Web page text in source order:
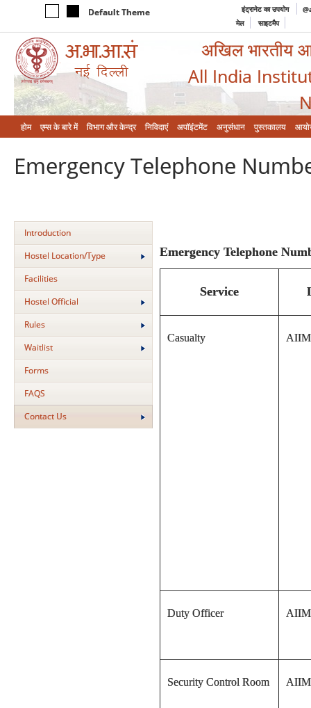
Default Theme इंट्रानेट का उपयोग
मेल
साइटमैप
अखिल भारतीय
All India
होम एम्‍स के बारे में विभाग और केन्‍द्र निविदाएं अपॉइंटमेंट अनुसंधान पुस्तकालय
Emergency Telephone
Introduction
Hostel Location/Type
Facilities
Hostel Official
Rules
Waitlist
Forms
FAQS
Contact Us
Emergency Telephone
Service
Casualty
Duty Officer
Security Control Room